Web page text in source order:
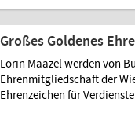
Großes Goldenes
Lorin Maazel werden von
Ehrenmitgliedschaft der
Ehrenzeichen für